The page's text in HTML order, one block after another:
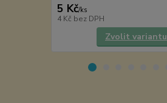
5 Kč/ks
4 Kč bez DPH
Zvolit variantu